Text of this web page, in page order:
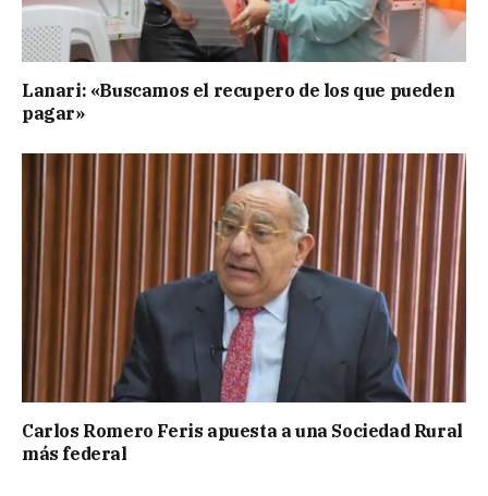
Lanari: «Buscamos el recupero de los que pueden
pagar»
Carlos Romero Feris apuesta a una Sociedad Rural
más federal